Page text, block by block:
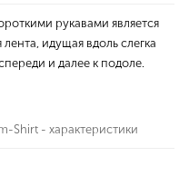
рукавами является
идущая вдоль слегка
и далее к подоле.
Shirt - характеристики